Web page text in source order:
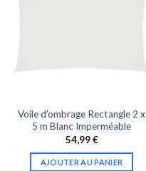
Voile d’ombrage Rectangle 2 x
5 m Blanc Imperméable
54,99€
AJOUTER AU PANIER